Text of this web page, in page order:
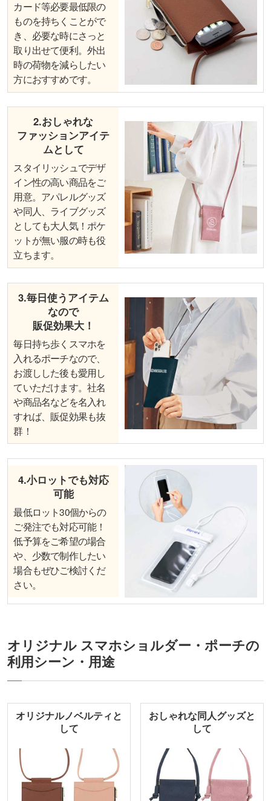
カード等必要最低限の
ものを持ちくことがで
き、必要な時にさっと
取り出せて便利。外出
時の荷物を減らしたい
方におすすめです。
2.おしゃれな
ファッションアイテ
ムとして
スタイリッシュでデザ
イン性の高い商品をご
用意。アパレルグッズ
や同人、ライブグッズ
としても大人気！ポケ
ットが無い服の時も役
立ちます。
3.毎日使うアイテム
なので
販促効果大！
毎日持ち歩くスマホを
入れるポーチなので、
お渡しした後も愛用し
ていただけます。社名
や商品名などを名入れ
すれば、販促効果も抜
群！
4.小ロットでも対応
可能
最低ロット30個からの
ご発注でも対応可能！
低予算をご希望の場合
や、少数で制作したい
場合もぜひご検討くだ
さい。
オリジナル スマホショルダー・ポーチの
利用シーン・用途
オリジナルノベルティと
して
おしゃれな同人グッズと
して